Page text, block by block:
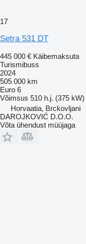
17
Setra 531 DT
445 000 € Käibemaksuta
Turismibuss
2024
505 000 km
Euro 6
Võimsus 510 h.j. (375 kW)
Horvaatia, Brckovljani
DAROJKOVIĆ D.O.O.
Võta ühendust müüjaga